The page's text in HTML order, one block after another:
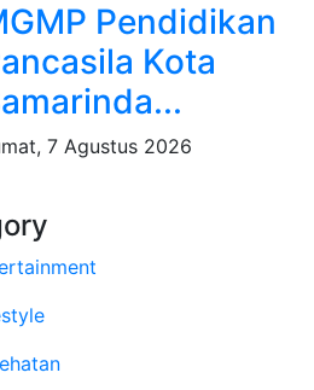
Pendidikan
Kota
7 Agustus 2026